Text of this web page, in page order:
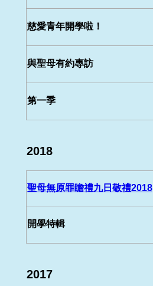
慈愛青年開學啦！
與聖母有約專訪
第一季
2018
聖母無原罪瞻禮九日敬禮2018
開學特輯
2017